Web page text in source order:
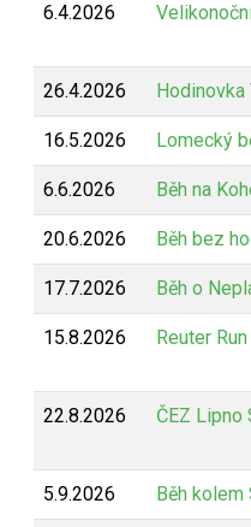
6.4.2026
26.4.2026
16.5.2026 Lomecký
6.6.2026 Běh na
20.6.2026 Běh bez
17.7.2026 Běh o
15.8.2026 Reuter
22.8.2026 ČEZ
5.9.2026 Běh kolem